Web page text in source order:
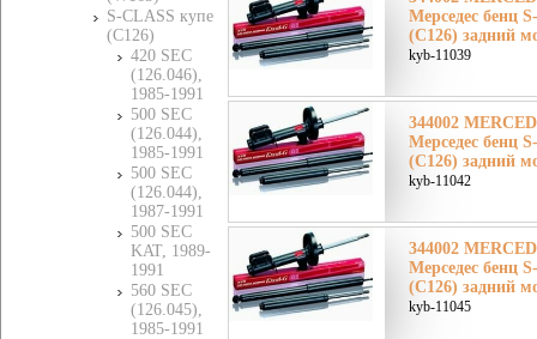
S-CLASS купе
(C126)
420 SEC
(126.046),
1985-1991
500 SEC
(126.044),
1985-1991
500 SEC
(126.044),
1987-1991
500 SEC
KAT, 1989-
1991
560 SEC
(126.045),
1985-1991
Мерседес бенц
(C126) задний
kyb-11039
344002
Мерседес бенц
(C126) задний
kyb-11042
344002
Мерседес бенц
(C126) задний
kyb-11045